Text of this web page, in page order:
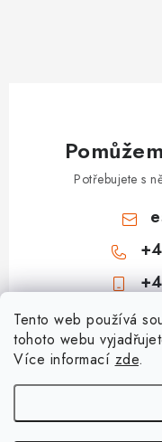
Tento web používá
tohoto webu
Více informací zde.
Potřebujete s
Informace pro vás